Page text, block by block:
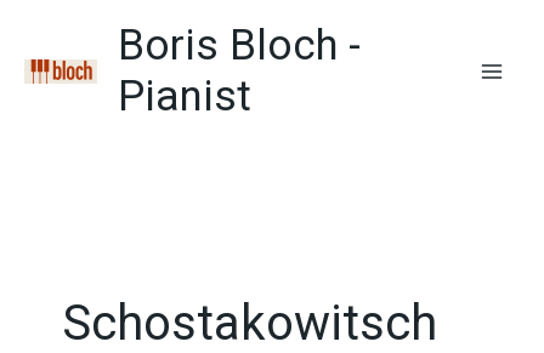
springen
Boris Bloch -
Pianist
Schostakowitsch